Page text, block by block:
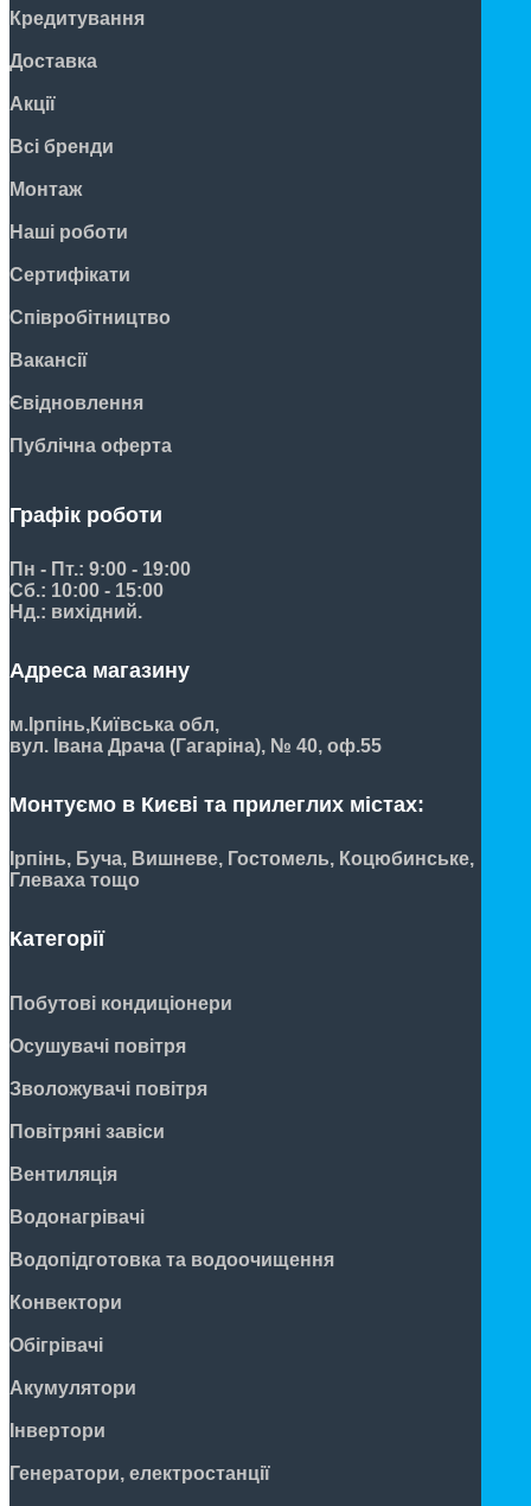
Кредитування
Доставка
Акції
Всі бренди
Монтаж
Наші роботи
Сертифікати
Співробітництво
Вакансії
Євідновлення
Публічна оферта
Графік роботи
Пн - Пт.: 9:00 - 19:00
Сб.: 10:00 - 15:00
Нд.: вихідний.
Адреса магазину
м.Ірпінь,Київська обл,
вул. Івана Драча (Гагаріна), № 40, оф.55
Монтуємо в Києві та прилеглих містах:
Ірпінь, Буча, Вишневе, Гостомель, Коцюбинське,
Глеваха тощо
Категорії
Побутові кондиціонери
Осушувачі повітря
Зволожувачі повітря
Повітряні завіси
Вентиляція
Водонагрівачі
Водопідготовка та водоочищення
Конвектори
Обігрівачі
Акумулятори
Інвертори
Генератори, електростанції